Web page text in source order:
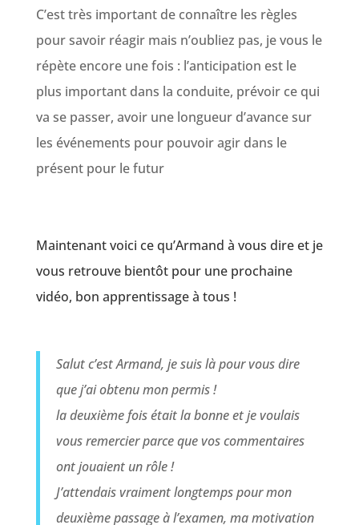
C’est très important de connaître les règles
pour savoir réagir mais n’oubliez pas, je vous le
répète encore une fois : l’anticipation est le
plus important dans la conduite, prévoir ce qui
va se passer, avoir une longueur d’avance sur
les événements pour pouvoir agir dans le
présent pour le futur
Maintenant voici ce qu’Armand à vous dire et je
vous retrouve bientôt pour une prochaine
vidéo, bon apprentissage à tous !
Salut c’est Armand, je suis là pour vous dire
que j’ai obtenu mon permis !
la deuxième fois était la bonne et je voulais
vous remercier parce que vos commentaires
ont jouaient un rôle !
J’attendais vraiment longtemps pour mon
deuxième passage à l’examen, ma motivation